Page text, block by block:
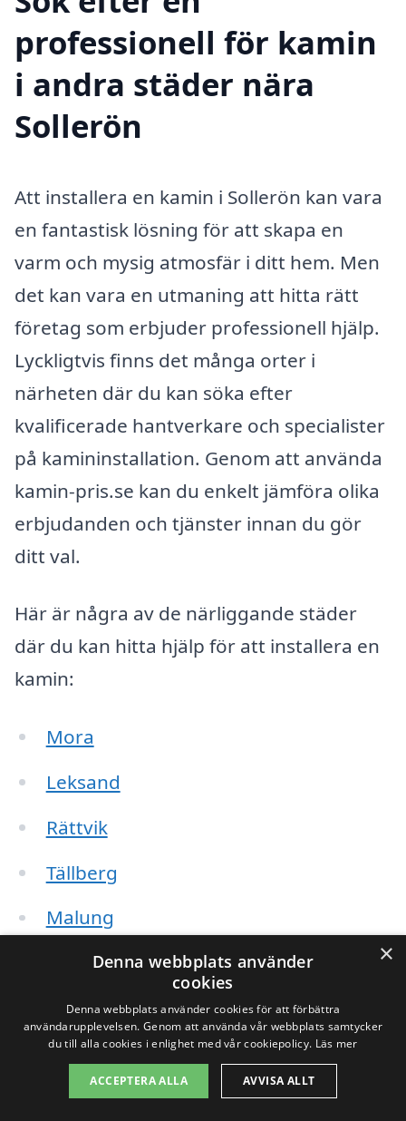
professionell för kamin
i andra städer nära
Sollerön
Att installera en kamin i Sollerön kan vara
en fantastisk lösning för att skapa en
varm och mysig atmosfär i ditt hem. Men
det kan vara en utmaning att hitta rätt
företag som erbjuder professionell hjälp.
Lyckligtvis finns det många orter i
närheten där du kan söka efter
kvalificerade hantverkare och specialister
på kamininstallation. Genom att använda
kamin-pris.se kan du enkelt jämföra olika
erbjudanden och tjänster innan du gör
ditt val.
Här är några av de närliggande städer
där du kan hitta hjälp för att installera en
kamin:
Mora
Leksand
Rättvik
Tällberg
Malung
Borlänge
Sundborn
Avesta
Falun
×
Denna webbplats använder
cookies
Denna webbplats använder cookies för att förbättra
användarupplevelsen. Genom att använda vår webbplats samtycker
du till alla cookies i enlighet med vår cookiepolicy. Läs mer
ACCEPTERA ALLA AVVISA ALLT